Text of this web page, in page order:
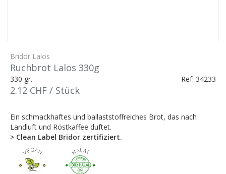
Bridor Lalos
Ruchbrot Lalos 330g
330 gr. Ref: 34233
2.12 CHF / Stück
Ein schmackhaftes und ballaststoffreiches Brot, das nach
Landluft und Röstkaffee duftet.
> Clean Label Bridor zertifiziert.